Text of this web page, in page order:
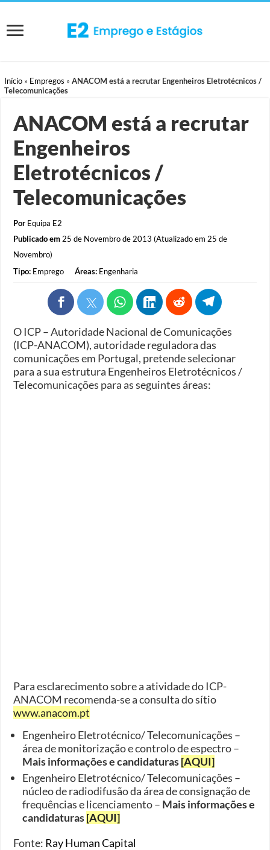
Início » Empregos »ANACOM está a recrutar Engenheiros Eletrotécnicos /
Telecomunicações
ANACOM está a recrutar
Engenheiros
Eletrotécnicos /
Telecomunicações
Por Equipa E2
Publicado em 25 de Novembro de 2013 (Atualizado em 25 de
Novembro)
Tipo: Emprego Áreas: Engenharia
O ICP – Autoridade Nacional de Comunicações
(ICP-ANACOM), autoridade reguladora das
comunicações em Portugal, pretende selecionar
para a sua estrutura Engenheiros Eletrotécnicos /
Telecomunicações para as seguintes áreas:
Para esclarecimento sobre a atividade do ICP-
ANACOM recomenda-se a consulta do sítio
www.anacom.pt
Engenheiro Eletrotécnico/ Telecomunicações –
área de monitorização e controlo de espectro –
Mais informações e candidaturas[AQUI]
Engenheiro Eletrotécnico/ Telecomunicações –
núcleo de radio­difusão da área de consignação de
frequências e licenciamento – Mais informações e
candidaturas[AQUI]
Fonte: Ray Human Capital